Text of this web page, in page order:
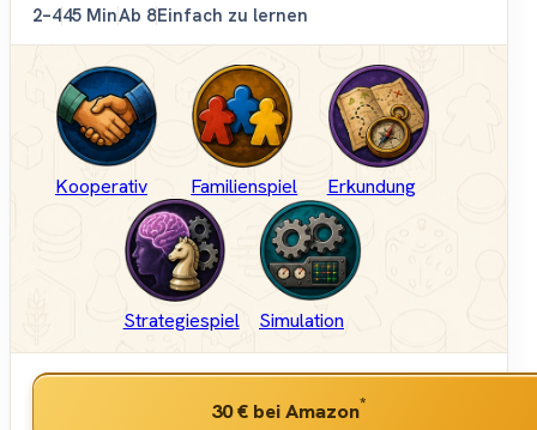
2–445 MinAb 8Einfach zu lernen
Kooperativ Familienspiel Erkundung
Strategiespiel Simulation
30 € bei Amazon*